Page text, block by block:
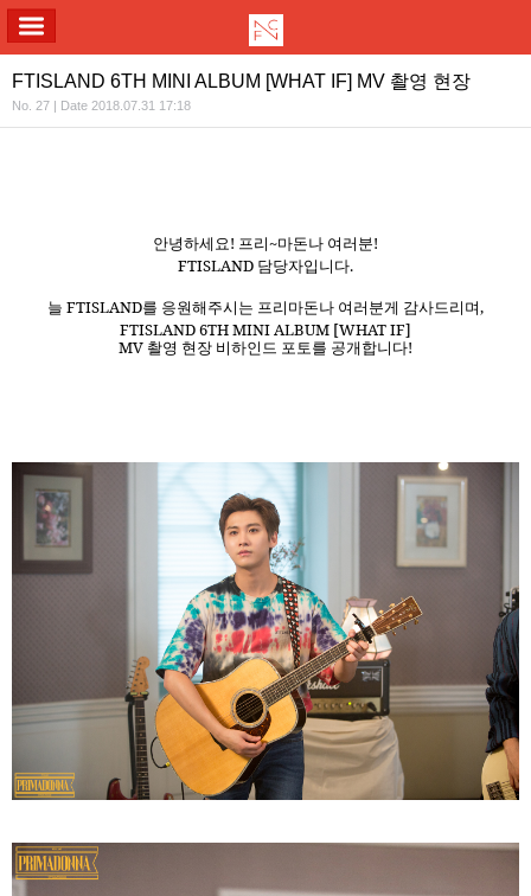
FTISLAND 6TH MINI ALBUM [WHAT IF] MV 촬영 현장
No. 27 | Date 2018.07.31 17:18
안녕하세요! 프리~마돈나 여러분!
FTISLAND 담당자입니다.
늘 FTISLAND를 응원해주시는 프리마돈나 여러분게 감사드리며,
FTISLAND 6TH MINI ALBUM [WHAT IF]
MV 촬영 현장 비하인드 포토를 공개합니다!